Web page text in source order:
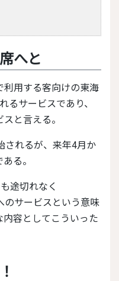
へと
るサービスであり、
と言える。
る。
のサービスという意味
容としてこういった